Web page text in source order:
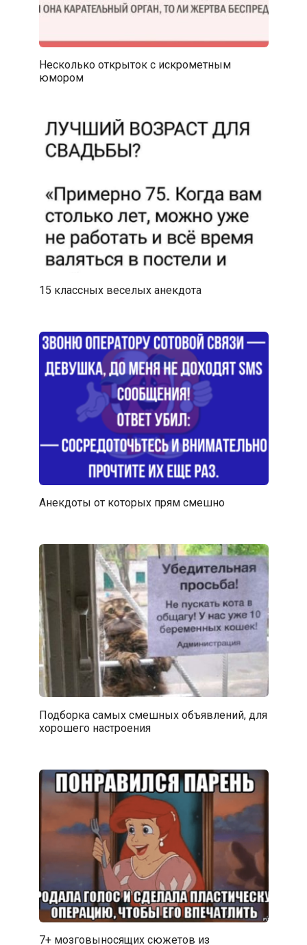
Несколько открыток с искрометным
юмором
15 классных веселых анекдота
Анекдоты от которых прям смешно
Подборка самых смешных объявлений, для
хорошего настроения
7+ мозговыносящих сюжетов из